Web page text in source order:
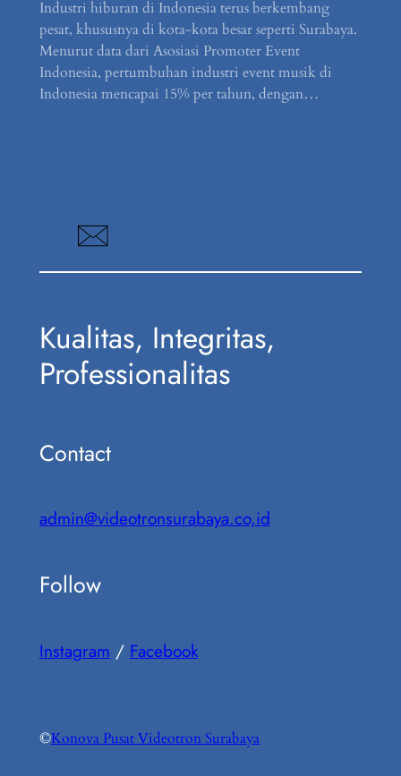
Industri hiburan di Indonesia terus berkembang
pesat, khususnya di kota-kota besar seperti Surabaya.
Menurut data dari Asosiasi Promoter Event
Indonesia, pertumbuhan industri event musik di
Indonesia mencapai 15% per tahun, dengan…
Kualitas, Integritas,
Professionalitas
Contact
admin@videotronsurabaya.co,id
Follow
Instagram / Facebook
©Konova Pusat Videotron Surabaya